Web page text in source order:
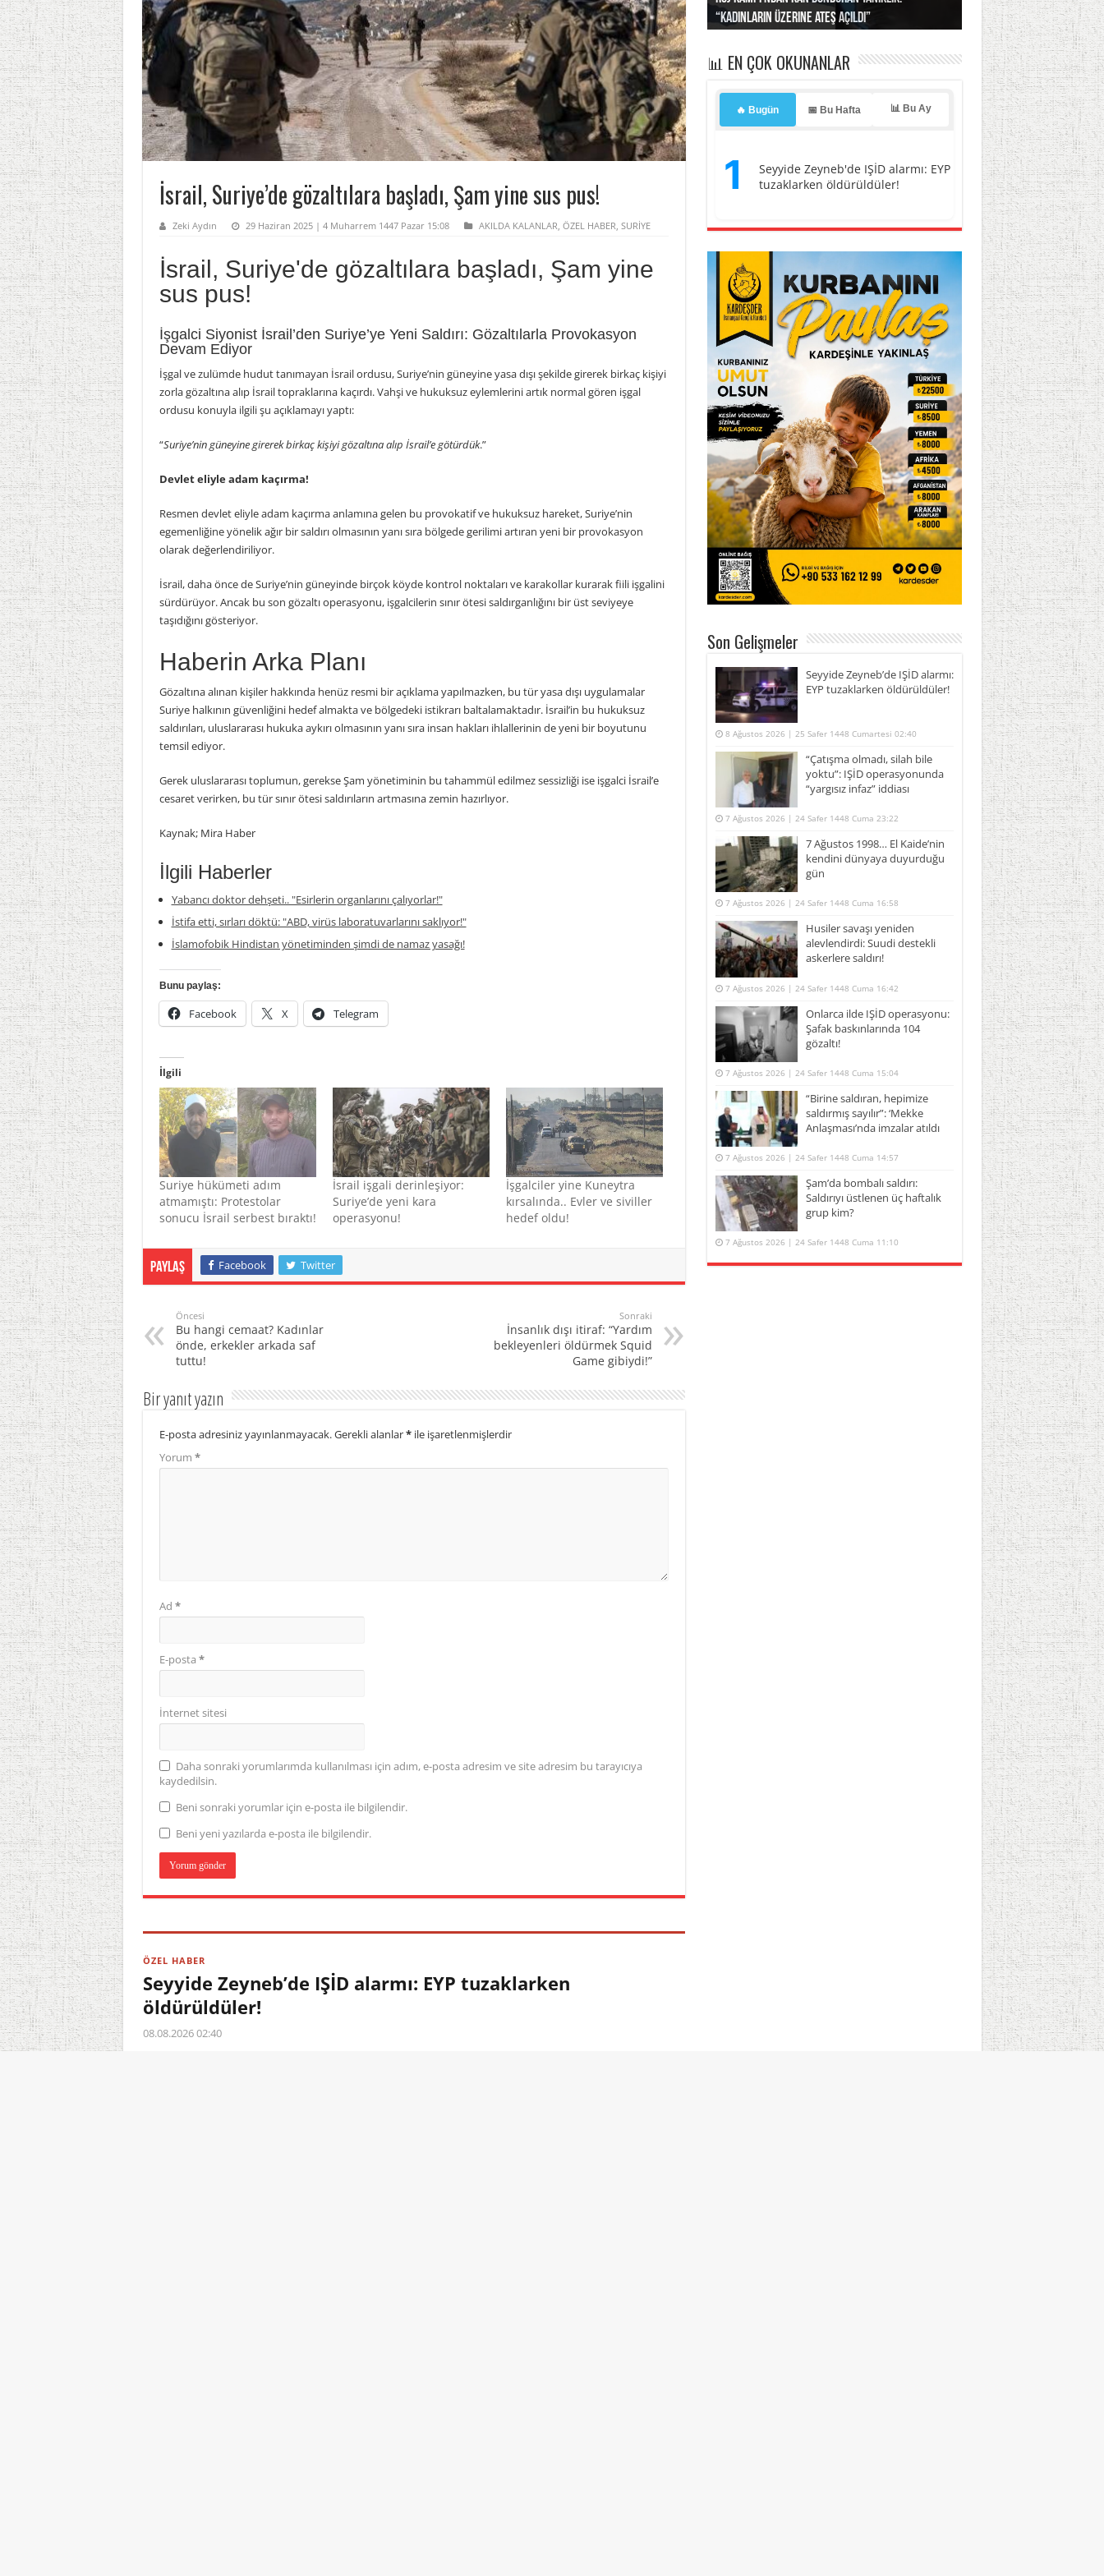
İsrail, Suriye’de gözaltılara başladı, Şam yine sus pus!
Zeki Aydın 29 Haziran 2025 | 4 Muharrem 1447 Pazar 15:08 AKILDA KALANLAR, ÖZEL HABER, SURİYE
İsrail, Suriye'de gözaltılara başladı, Şam yine
sus pus!
İşgalci Siyonist İsrail’den Suriye’ye Yeni Saldırı: Gözaltılarla Provokasyon
Devam Ediyor
İşgal ve zulümde hudut tanımayan İsrail ordusu, Suriye’nin güneyine yasa dışı şekilde girerek birkaç kişiyi
zorla gözaltına alıp İsrail topraklarına kaçırdı. Vahşi ve hukuksuz eylemlerini artık normal gören işgal
ordusu konuyla ilgili şu açıklamayı yaptı:
“Suriye’nin güneyine girerek birkaç kişiyi gözaltına alıp İsrail’e götürdük.”
Devlet eliyle adam kaçırma!
Resmen devlet eliyle adam kaçırma anlamına gelen bu provokatif ve hukuksuz hareket, Suriye’nin
egemenliğine yönelik ağır bir saldırı olmasının yanı sıra bölgede gerilimi artıran yeni bir provokasyon
olarak değerlendiriliyor.
İsrail, daha önce de Suriye’nin güneyinde birçok köyde kontrol noktaları ve karakollar kurarak fiili işgalini
sürdürüyor. Ancak bu son gözaltı operasyonu, işgalcilerin sınır ötesi saldırganlığını bir üst seviyeye
taşıdığını gösteriyor.
Haberin Arka Planı
Gözaltına alınan kişiler hakkında henüz resmi bir açıklama yapılmazken, bu tür yasa dışı uygulamalar
Suriye halkının güvenliğini hedef almakta ve bölgedeki istikrarı baltalamaktadır. İsrail’in bu hukuksuz
saldırıları, uluslararası hukuka aykırı olmasının yanı sıra insan hakları ihlallerinin de yeni bir boyutunu
temsil ediyor.
Gerek uluslararası toplumun, gerekse Şam yönetiminin bu tahammül edilmez sessizliği ise işgalci İsrail’e
cesaret verirken, bu tür sınır ötesi saldırıların artmasına zemin hazırlıyor.
Kaynak; Mira Haber
İlgili Haberler
Yabancı doktor dehşeti.. "Esirlerin organlarını çalıyorlar!"
İstifa etti, sırları döktü: "ABD, virüs laboratuvarlarını saklıyor!"
İslamofobik Hindistan yönetiminden şimdi de namaz yasağı!
Bunu paylaş:
Facebook X Telegram
İlgili
Suriye hükümeti adım
atmamıştı: Protestolar
sonucu İsrail serbest bıraktı!
İsrail işgali derinleşiyor:
Suriye’de yeni kara
operasyonu!
İşgalciler yine Kuneytra
kırsalında.. Evler ve siviller
hedef oldu!
Paylaş Facebook Twitter
Öncesi
Bu hangi cemaat? Kadınlar
önde, erkekler arkada saf
tuttu!
Sonraki
İnsanlık dışı itiraf: “Yardım
bekleyenleri öldürmek Squid
Game gibiydi!”
Bir yanıt yazın
E-posta adresiniz yayınlanmayacak.Gerekli alanlar*ile işaretlenmişlerdir
Yorum *
Ad *
E-posta *
İnternet sitesi
Daha sonraki yorumlarımda kullanılması için adım, e-posta adresim ve site adresim bu tarayıcıya
kaydedilsin.
Beni sonraki yorumlar için e-posta ile bilgilendir.
Beni yeni yazılarda e-posta ile bilgilendir.
ÖZEL HABER
Seyyide Zeyneb’de IŞİD alarmı: EYP tuzaklarken
öldürüldüler!
08.08.2026 02:40
“Kadınların üzerine ateş açıldı”
Irak’a misilleme tehdidi!
yaptı… İsrail’in “timsah” planına fren!
kayıtlar başladı
basıldı, kabus yaşatıldı!
📊 EN ÇOK OKUNANLAR
🔥 Bugün 📅 Bu Hafta 📊 Bu Ay
1
Seyyide Zeyneb'de IŞİD alarmı: EYP
tuzaklarken öldürüldüler!
Son Gelişmeler
Seyyide Zeyneb’de IŞİD alarmı:
EYP tuzaklarken öldürüldüler!
8 Ağustos 2026 | 25 Safer 1448 Cumartesi 02:40
“Çatışma olmadı, silah bile
yoktu”: IŞİD operasyonunda
“yargısız infaz” iddiası
7 Ağustos 2026 | 24 Safer 1448 Cuma 23:22
7 Ağustos 1998… El Kaide’nin
kendini dünyaya duyurduğu
gün
7 Ağustos 2026 | 24 Safer 1448 Cuma 16:58
Husiler savaşı yeniden
alevlendirdi: Suudi destekli
askerlere saldırı!
7 Ağustos 2026 | 24 Safer 1448 Cuma 16:42
Onlarca ilde IŞİD operasyonu:
Şafak baskınlarında 104
gözaltı!
7 Ağustos 2026 | 24 Safer 1448 Cuma 15:04
“Birine saldıran, hepimize
saldırmış sayılır”: ‘Mekke
Anlaşması’nda imzalar atıldı
7 Ağustos 2026 | 24 Safer 1448 Cuma 14:57
Şam’da bombalı saldırı:
Saldırıyı üstlenen üç haftalık
grup kim?
7 Ağustos 2026 | 24 Safer 1448 Cuma 11:10